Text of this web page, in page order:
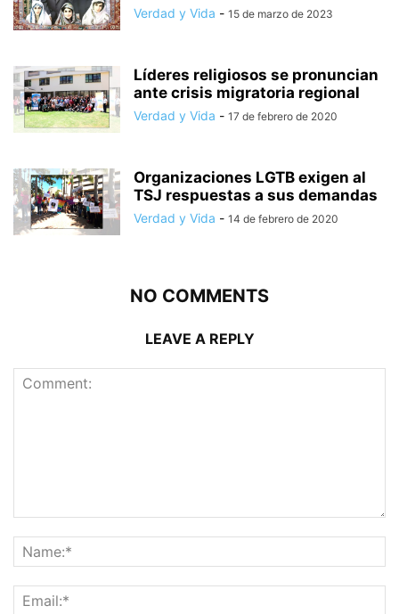
Verdad y Vida - 15 de marzo de 2023
Líderes religiosos se pronuncian
ante crisis migratoria regional
Verdad y Vida - 17 de febrero de 2020
Organizaciones LGTB exigen al
TSJ respuestas a sus demandas
Verdad y Vida - 14 de febrero de 2020
NO COMMENTS
LEAVE A REPLY